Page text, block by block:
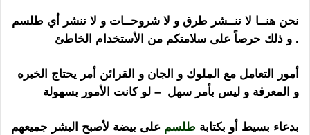
نحن هنــا لا ننــشر طرق و لا شروحــات و لا ننشر أي طلسم
. و ذلك حرصاً على سلامتكم من الأستخدام الخاطئ
أمور التعامل مع الملوك و الجان و القرائن أمر يحتاج الخبره
و المعرفة و ليس بأمر سهل – لو كانت الأمور بسهولة
بدعاء بسيط أو بكتابة طلسم على بيضة لأصبح البشر جميعهم